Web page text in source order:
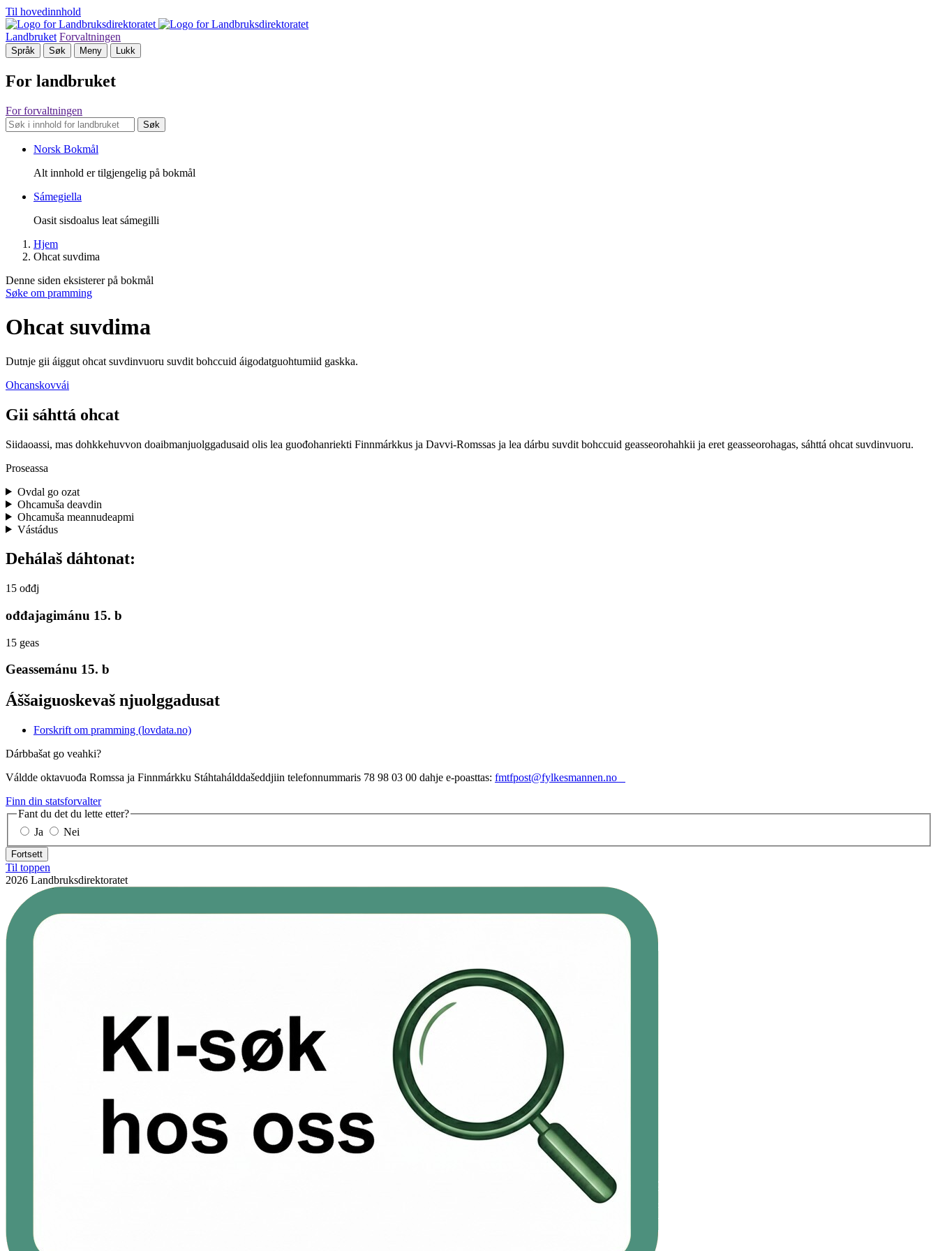
Til hovedinnhold
Landbruket Forvaltningen
Språk Søk Meny Lukk
For landbruket
For forvaltningen
Søk
Norsk Bokmål
Alt innhold er tilgjengelig på bokmål
Sámegiella
Oasit sisdoalus leat sámegilli
Hjem
Ohcat suvdima
Denne siden eksisterer på bokmål
Søke om pramming
Ohcat suvdima
Dutnje gii áiggut ohcat suvdinvuoru suvdit bohccuid áigodatguohtumiid gaskka.
Ohcanskovvái
Gii sáhttá ohcat
Siidaoassi, mas dohkkehuvvon doaibmanjuolggadusaid olis lea guođohanriekti Finnmárkkus ja Davvi-Romssas ja lea dárbu suvdit bohccuid geasseorohahkii ja eret geasseorohagas, sáhttá ohcat suvdinvuoru.
Proseassa
Ovdal go ozat
Ohcamuša deavdin
Ohcamuša meannudeapmi
Vástádus
Dehálaš dáhtonat:
15 ođđj
ođđajagimánu 15. b
15 geas
Geassemánu 15. b
Áššaiguoskevaš njuolggadusat
Forskrift om pramming (lovdata.no)
Dárbbašat go veahki?
Váldde oktavuođa Romssa ja Finnmárkku Stáhtahálddašeddjiin telefonnummaris 78 98 03 00 dahje e-poasttas: fmtfpost@fylkesmannen.no
Finn din statsforvalter
Fant du det du lette etter?
Ja
Nei
Fortsett
Til toppen
2026 Landbruksdirektoratet